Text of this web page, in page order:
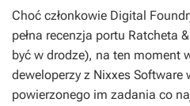
Choć członkowie Digital
pełna recenzja portu Ratcheta
być w drodze), na ten moment
deweloperzy z Nixxes Software
powierzonego im zadania co